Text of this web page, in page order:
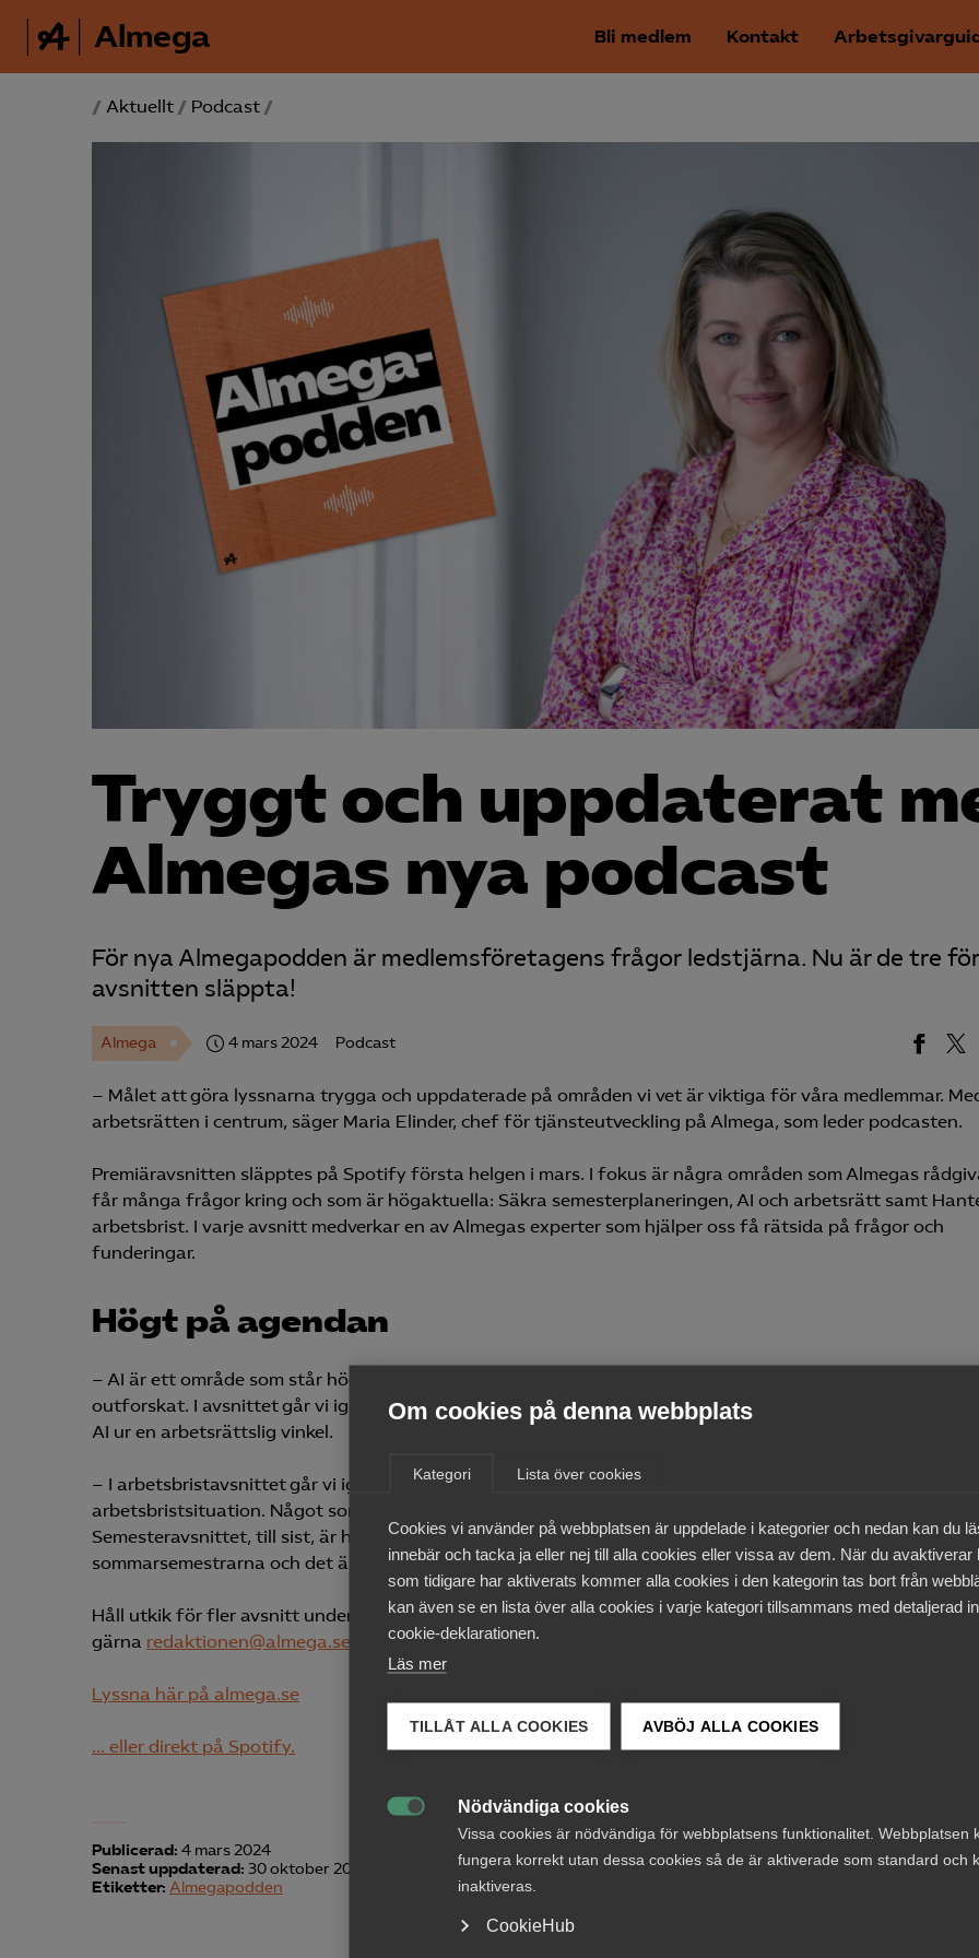
Om cookies på denna webbplats
Kategori Lista över cookies
Cookies vi använder på webbplatsen är uppdelade i kategorier och nedan kan du
innebär och tacka ja eller nej till alla cookies eller vissa av dem. När du avaktiverar
som tidigare har aktiverats kommer alla cookies i den kategorin tas bort från
kan även se en lista över alla cookies i varje kategori tillsammans med detaljerad
cookie-deklarationen.
Läs mer
TILLÅT ALLA COOKIES AVBÖJ ALLA COOKIES
Nödvändiga cookies
Vissa cookies är nödvändiga för webbplatsens funktionalitet. Webbplatsen
fungera korrekt utan dessa cookies så de är aktiverade som standard och
inaktiveras.
CookieHub
Almega Bli medlem Kontakt
/ Aktuellt / Podcast /
Tryggt och uppdaterat
Almegas nya podcast
För nya Almegapodden är medlemsföretagens frågor ledstjärna. Nu är de tre
avsnitten släppta!
Almega 4 mars 2024 Podcast
– Målet att göra lyssnarna trygga och uppdaterade på områden vi vet är viktiga för våra medlemmar.
arbetsrätten i centrum, säger Maria Elinder, chef för tjänsteutveckling på Almega, som leder podcasten.
Premiäravsnitten släpptes på Spotify första helgen i mars. I fokus är några områden som Almegas
får många frågor kring och som är högaktuella: Säkra semesterplaneringen, AI och arbetsrätt samt
arbetsbrist. I varje avsnitt medverkar en av Almegas experter som hjälper oss få rätsida på frågor och
funderingar.
Högt på agendan
– AI är ett område som står högt på agendan hos många just nu. Samtidigt är det på många sätt nytt och
outforskat. I avsnittet går vi igenom både teknikens höga potential men också möjliga fallgropar kopplat
AI ur en arbetsrättslig vinkel.
– I arbetsbristavsnittet går vi igenom vi de viktigaste stegen för att på ett bra sätt hantera en
arbetsbristsituation. Något som vi märkt att allt fler medlemmar hör av sig till vår rådgivning om.
Semesteravsnittet, till sist, är högaktuellt så här års. Just nu sitter medlemsföretagen med planeringen
sommarsemestrarna och det är ett område som medlemmar alltid har frågor kring, säger Maria Elinder.
Håll utkik för fler avsnitt under våren! Har du förslag på ämnen du tycker vore intressanta att ta upp,
gärna redaktionen@almega.se
Lyssna här på almega.se
… eller direkt på Spotify.
Publicerad: 4 mars 2024
Senast uppdaterad: 30 oktober 2024
Etiketter: Almegapodden